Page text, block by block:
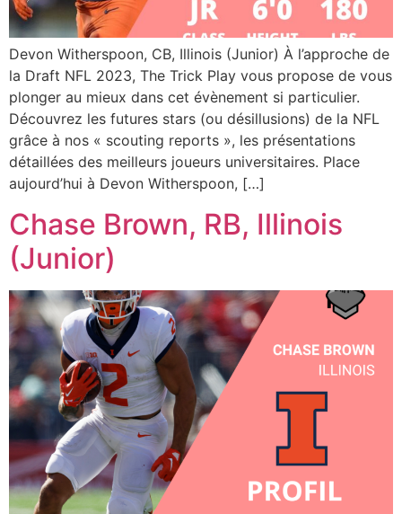
Devon Witherspoon, CB, Illinois (Junior) À l’approche de
la Draft NFL 2023, The Trick Play vous propose de vous
plonger au mieux dans cet évènement si particulier.
Découvrez les futures stars (ou désillusions) de la NFL
grâce à nos « scouting reports », les présentations
détaillées des meilleurs joueurs universitaires. Place
aujourd’hui à Devon Witherspoon, […]
Chase Brown, RB, Illinois
(Junior)